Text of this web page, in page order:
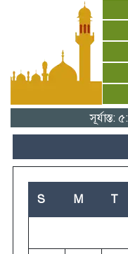
সূর্যাস্ত:
S M T